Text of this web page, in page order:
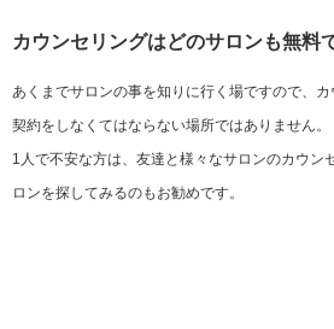
カウンセリングはどのサロンも無料
あくまでサロンの事を知りに行く場ですので、
契約をしなくてはならない場所ではありません。
1人で不安な方は、友達と様々なサロンのカウン
ロンを探してみるのもお勧めです。